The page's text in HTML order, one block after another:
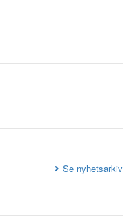
Se nyhetsarkiv